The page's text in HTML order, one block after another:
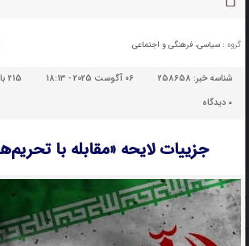
گروه : سیاسی، فرهنگی و اجتماعی
شناسه خبر:258658 06 آگوست 2025 - 18:13
215 بازدید
دیدگاه
جزییات لایحه «مقابله با